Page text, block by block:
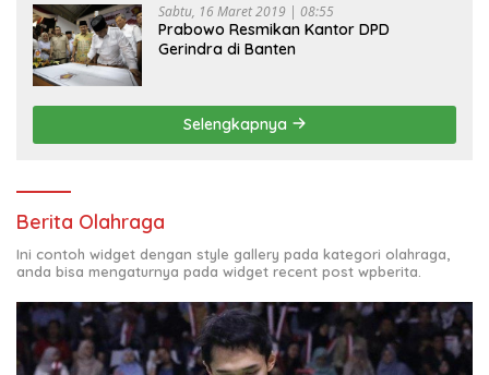
Sabtu, 16 Maret 2019 | 08:55
Prabowo Resmikan Kantor DPD
Gerindra di Banten
Selengkapnya
Berita Olahraga
Ini contoh widget dengan style gallery pada kategori olahraga,
anda bisa mengaturnya pada widget recent post wpberita.